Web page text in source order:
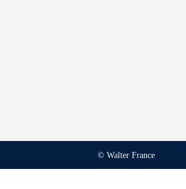
© Walter France